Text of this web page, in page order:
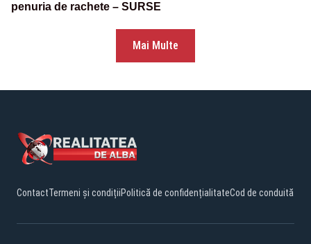
penuria de rachete – SURSE
Mai Multe
ContactTermeni și condițiiPolitică de confidențialitateCod de conduită